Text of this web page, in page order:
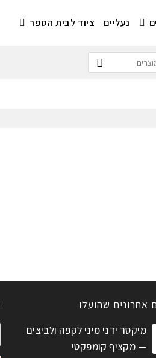
נעליים ציוד לבית הספר
אחרונים שהועלו
מיקסר ידני מיני לקפה ולביצים
— מקציף קומפקטי